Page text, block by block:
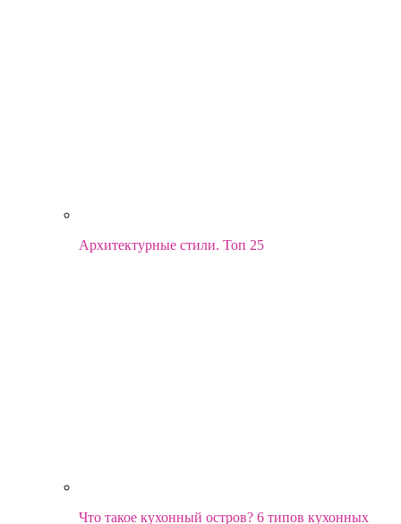
Архитектурные стили. Топ 25
Что такое кухонный остров? 6 типов кухонных